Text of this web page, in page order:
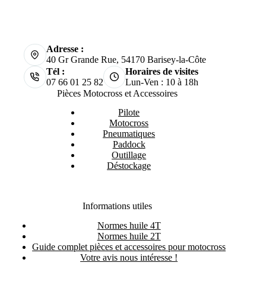
Adresse :
40 Gr Grande Rue, 54170 Barisey-la-Côte
Tél :
07 66 01 25 82
Horaires de visites
Lun-Ven : 10 à 18h
Pièces Motocross et Accessoires
Pilote
Motocross
Pneumatiques
Paddock
Outillage
Déstockage
Informations utiles
Normes huile 4T
Normes huile 2T
Guide complet pièces et accessoires pour motocross
Votre avis nous intéresse !